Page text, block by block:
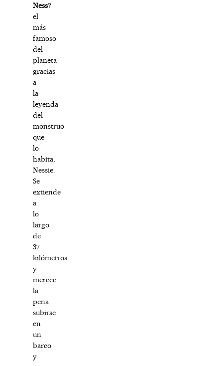
Ness?
el
más
famoso
del
planeta
gracias
a
la
leyenda
del
monstruo
que
lo
habita,
Nessie.
Se
extiende
a
lo
largo
de
37
kilómetros
y
merece
la
pena
subirse
en
un
barco
y